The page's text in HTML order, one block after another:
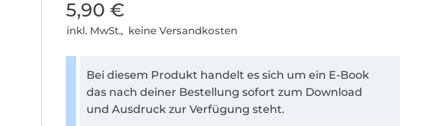
5,90 €
inkl. MwSt., keine Versandkosten
Bei diesem Produkt handelt es sich um ein E-Book
das nach deiner Bestellung sofort zum Download
und Ausdruck zur Verfügung steht.